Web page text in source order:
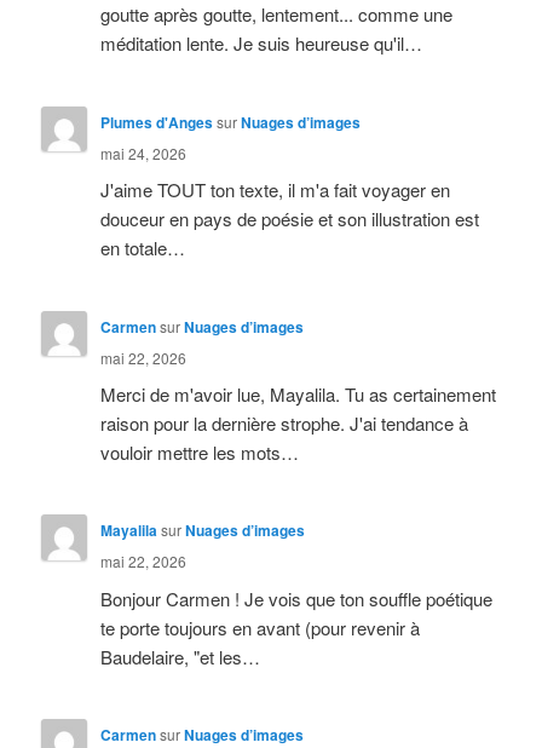
goutte après goutte, lentement... comme une
méditation lente. Je suis heureuse qu'il…
Plumes d'AngessurNuages d’images
mai 24, 2026
J'aime TOUT ton texte, il m'a fait voyager en
douceur en pays de poésie et son illustration est
en totale…
CarmensurNuages d’images
mai 22, 2026
Merci de m'avoir lue, Mayalila. Tu as certainement
raison pour la dernière strophe. J'ai tendance à
vouloir mettre les mots…
MayalilasurNuages d’images
mai 22, 2026
Bonjour Carmen ! Je vois que ton souffle poétique
te porte toujours en avant (pour revenir à
Baudelaire, "et les…
CarmensurNuages d’images